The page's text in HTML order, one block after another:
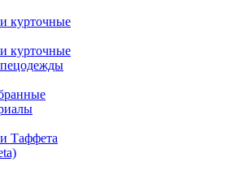
курточные
курточные
Таффета